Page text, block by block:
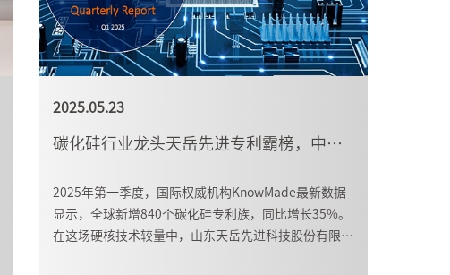
2025.05.23
碳化硅行业龙头天岳先进专利霸榜，中国衬底技术弯道超车
2025年第一季度，国际权威机构KnowMade最新数据
显示，全球新增840个碳化硅专利族，同比增长35%。
在这场硬核技术较量中，山东天岳先进科技股份有限公